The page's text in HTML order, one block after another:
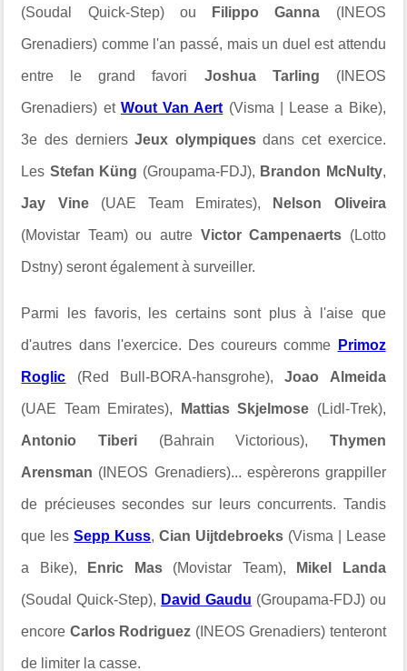
(Soudal Quick-Step) ou Filippo Ganna (INEOS
Grenadiers) comme l'an passé, mais un duel est attendu
entre le grand favori Joshua Tarling (INEOS
Grenadiers) et Wout Van Aert (Visma | Lease a Bike),
3e des derniersJeux olympiquesdans cet exercice.
Les Stefan Küng (Groupama-FDJ), Brandon McNulty,
Jay Vine (UAE Team Emirates), Nelson Oliveira
(Movistar Team) ou autre Victor Campenaerts (Lotto
Dstny) seront également à surveiller.
Parmi les favoris, les certains sont plus à l'aise que
d'autres dans l'exercice. Des coureurs comme Primoz
Roglic (Red Bull-BORA-hansgrohe),Joao Almeida
(UAE Team Emirates), Mattias Skjelmose (Lidl-Trek),
Antonio Tiberi (Bahrain Victorious), Thymen
Arensman (INEOS Grenadiers)... espèrerons grappiller
de précieuses secondes sur leurs concurrents. Tandis
que lesSepp Kuss, Cian Uijtdebroeks(Visma | Lease
a Bike), Enric Mas(Movistar Team), Mikel Landa
(Soudal Quick-Step), David Gaudu (Groupama-FDJ) ou
encore Carlos Rodriguez (INEOS Grenadiers) tenteront
de limiter la casse.